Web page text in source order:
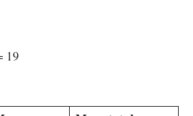
19